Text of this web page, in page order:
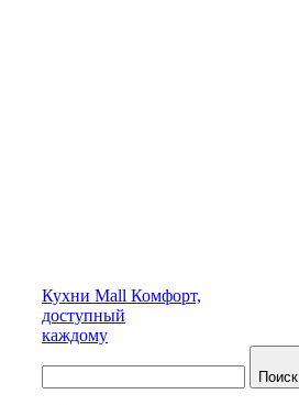
Кухни Mall Комфорт,
доступный
каждому
Поиск